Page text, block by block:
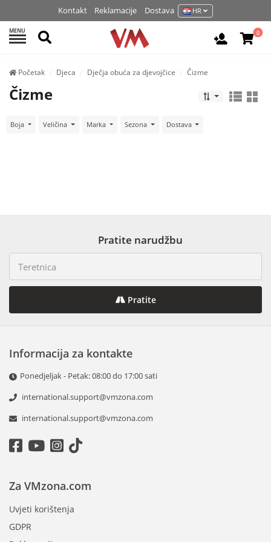
Kontakt Reklamacije Dostava HR
MENU Pretraži Prijavite
0
Početak Djeca Dječja obuća za djevojčice Čizme
Čizme
Boja Veličina Marka Sezona Dostava
Pratite narudžbu
Pratite
Informacija za kontakte
Ponedjeljak - Petak: 08:00 do 17:00 sati
international.support@vmzona.com
international.support@vmzona.com
Za VMzona.com
Uvjeti korištenja
GDPR